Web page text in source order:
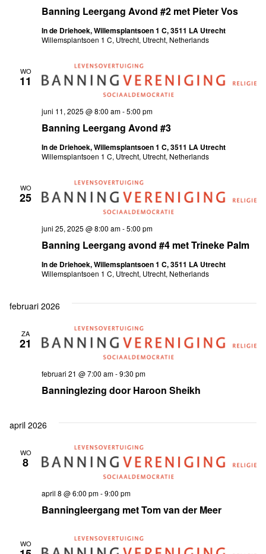
Banning Leergang Avond #2 met Pieter Vos
In de Driehoek, Willemsplantsoen 1 C, 3511 LA Utrecht
Willemsplantsoen 1 C, Utrecht, Utrecht, Netherlands
WO
11
Banning Leergang Avond #3
juni 11, 2025 @ 8:00 am-5:00 pm
In de Driehoek, Willemsplantsoen 1 C, 3511 LA Utrecht
Willemsplantsoen 1 C, Utrecht, Utrecht, Netherlands
WO
25
Banning Leergang avond #4 met Trineke Palm
juni 25, 2025 @ 8:00 am-5:00 pm
In de Driehoek, Willemsplantsoen 1 C, 3511 LA Utrecht
Willemsplantsoen 1 C, Utrecht, Utrecht, Netherlands
februari 2026
ZA
21
Banninglezing door Haroon Sheikh
februari 21 @ 7:00 am-9:30 pm
april 2026
WO
8
Banningleergang met Tom van der Meer
april 8 @ 6:00 pm-9:00 pm
WO